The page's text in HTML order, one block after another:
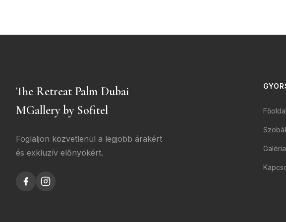
The Retreat Palm Dubai
MGallery by Sofitel
Foglaljon közvetlenül a legjobb árakért
és exkluzív előnyökért.
Főoldal
Galéria